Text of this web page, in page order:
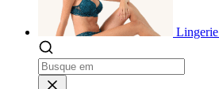
Lingerie